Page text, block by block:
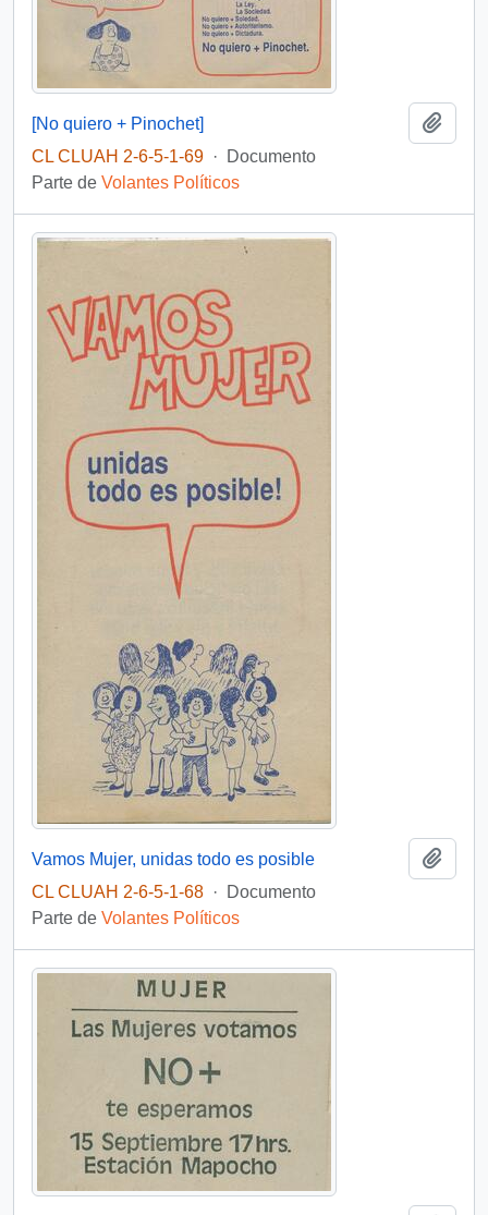
[No quiero + Pinochet]
CL CLUAH 2-6-5-1-69 ·
Documento
Parte de Volantes Políticos
Vamos Mujer, unidas todo es posible
CL CLUAH 2-6-5-1-68 ·
Documento
Parte de Volantes Políticos